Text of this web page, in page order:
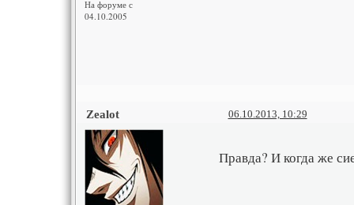
На форуме с
04.10.2005
Zealot 06.10.2013, 10:29
Правда? И когда же